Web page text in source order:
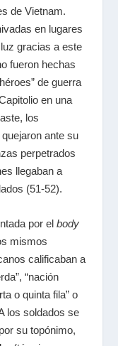
de Vietnam.
en lugares
gracias a este
fueron hechas
de guerra
en una
los
ante su
perpetrados
llegaban a
(51-52).
por elbody
mismos
calificaban a
“nación
o quinta fila” o
los soldados se
su topónimo,